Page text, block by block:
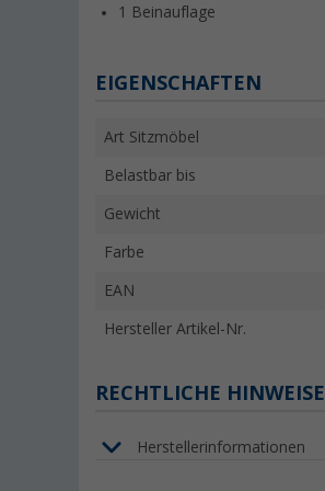
1 Beinauflage
EIGENSCHAFTEN
Art Sitzmöbel
Belastbar bis
Gewicht
Farbe
EAN
Hersteller Artikel-Nr.
RECHTLICHE HINWEISE
Herstellerinformationen